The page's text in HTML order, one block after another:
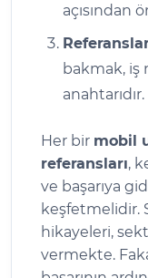
açısından
bakmak,
anahtarıdır.
Her bir mobil
referansları,
ve başarıya
keşfetmelidir.
hikayeleri,
vermekte.